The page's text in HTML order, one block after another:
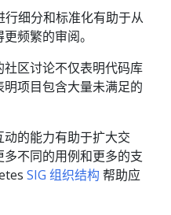
行细分和标准化有助于从
频繁的审阅。
区讨论不仅表明代码库
项目包含大量未满足的
的能力有助于扩大交
不同的用例和更多的支
SIG 组织结构 帮助应